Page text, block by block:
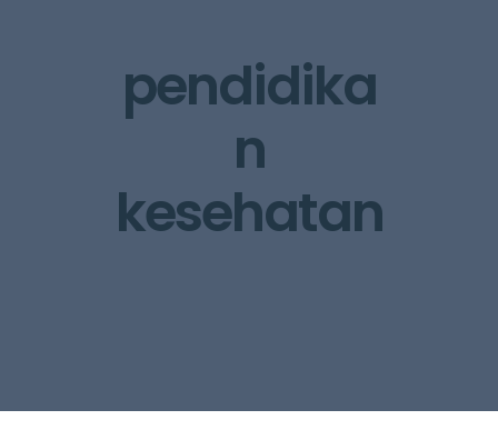
pendidika
n
kesehatan